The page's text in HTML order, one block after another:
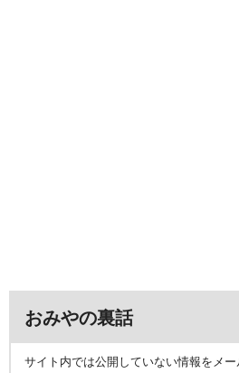
おみやの裏話
サイト内では公開していない情報をメー